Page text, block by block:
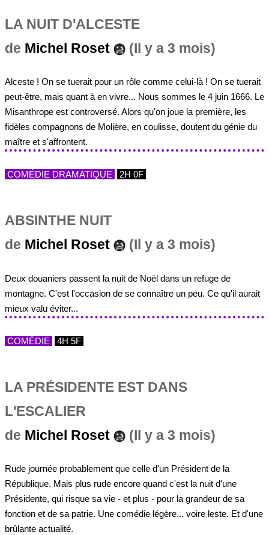
LA NUIT D'ALCESTE
de Michel Roset (Il y a 3 mois)
Alceste ! On se tuerait pour un rôle comme celui-là ! On se tuerait
peut-être, mais quant à en vivre... Nous sommes le 4 juin 1666. Le
Misanthrope est controversé. Alors qu'on joue la première, les
fidèles compagnons de Molière, en coulisse, doutent du génie du
maître et s'affrontent.
COMÉDIE DRAMATIQUE 2H 0F
ABSINTHE NUIT
de Michel Roset (Il y a 3 mois)
Deux douaniers passent la nuit de Noël dans un refuge de
montagne. C'est l'occasion de se connaître un peu. Ce qu'il aurait
mieux valu éviter...
COMÉDIE 4H 5F
LA PRÉSIDENTE EST DANS
L'ESCALIER
de Michel Roset (Il y a 3 mois)
Rude journée probablement que celle d'un Président de la
République. Mais plus rude encore quand c'est la nuit d'une
Présidente, qui risque sa vie - et plus - pour la grandeur de sa
fonction et de sa patrie. Une comédie légère... voire leste. Et d'une
brûlante actualité.